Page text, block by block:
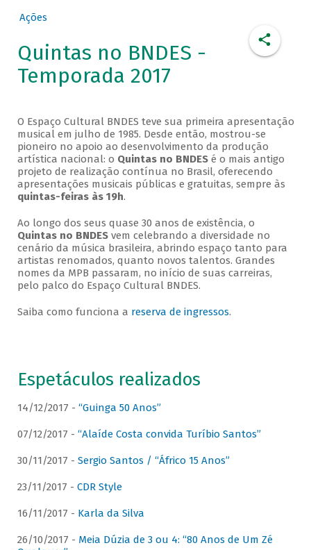
Ações
Quintas no BNDES -
Temporada 2017
O Espaço Cultural BNDES teve sua primeira apresentação
musical em julho de 1985. Desde então, mostrou-se
pioneiro no apoio ao desenvolvimento da produção
artística nacional: o Quintas no BNDESé o mais antigo
projeto de realização contínua no Brasil, oferecendo
apresentações musicais públicas e gratuitas, sempre às
quintas-feiras às 19h.
Ao longo dos seus quase 30 anos de existência, o
Quintas no BNDESvem celebrando a diversidade no
cenário da música brasileira, abrindo espaço tanto para
artistas renomados, quanto novos talentos. Grandes
nomes da MPB passaram, no início de suas carreiras,
pelo palco do Espaço Cultural BNDES.
Saiba como funciona a reserva de ingressos.
Espetáculos realizados
14/12/2017 - “Guinga 50 Anos”
07/12/2017 - “Alaíde Costa convida Turíbio Santos”
30/11/2017 - Sergio Santos / “Áfrico 15 Anos”
23/11/2017 - CDR Style
16/11/2017 - Karla da Silva
26/10/2017 - Meia Dúzia de 3 ou 4: “80 Anos de Um Zé